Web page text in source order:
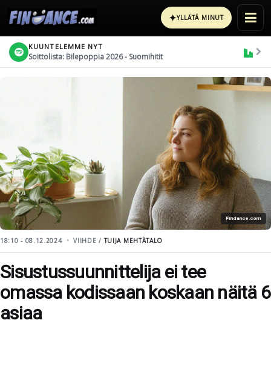
✦YLLÄTÄ MINUT
KUUNTELEMME NYT
Soittolista: Bilepoppia 2026 - Suomihitit
Findance.com
18:10 - 08.12.2024 VIIHDE /TUIJA MEHTÄTALO
Sisustussuunnittelija ei tee
omassa kodissaan koskaan näitä 6
asiaa